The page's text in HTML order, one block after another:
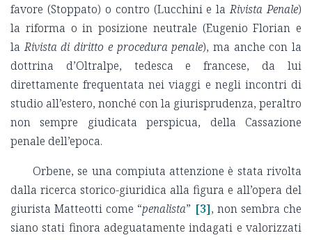
favore (Stoppato) o contro (Lucchini e laRivista Penale)
la riforma o in posizione neutrale (Eugenio Florian e
laRivista di diritto e procedura penale), ma anche con la
dottrina d’Oltralpe, tedesca e francese, da lui
direttamente frequentata nei viaggi e negli incontri di
studio all’estero, nonché con la giurisprudenza, peraltro
non sempre giudicata perspicua, della Cassazione
penale dell’epoca.
Orbene, se una compiuta attenzione è stata rivolta
dalla ricerca storico-giuridica alla figura e all’opera del
giurista Matteotti come “penalista” [3], non sembra che
siano stati finora adeguatamente indagati e valorizzati